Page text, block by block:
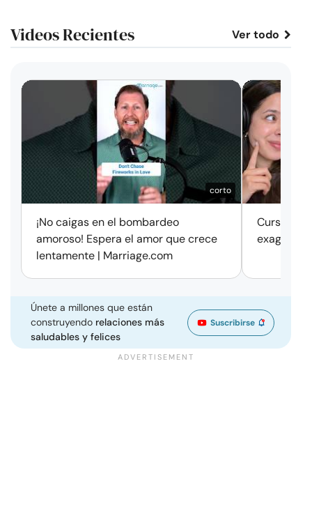
Videos Recientes Ver todo
corto
¡No caigas en el bombardeo
amoroso! Espera el amor que crece
lentamente | Marriage.com
Cursos
Únete a millones que están
construyendo relaciones más
saludables y felices
Suscribirse